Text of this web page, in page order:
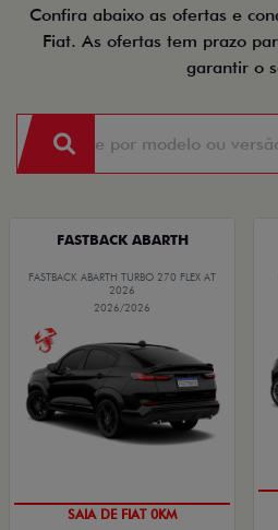
Confira abaixo as ofertas e
Fiat. As ofertas tem prazo
garantir o
FASTBACK ABARTH
FASTBACK ABARTH TURBO 270 FLEX AT
2026
2026/2026
PREÇO IMPERDÍVEL